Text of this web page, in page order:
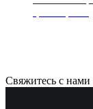
Свяжитесь с нами